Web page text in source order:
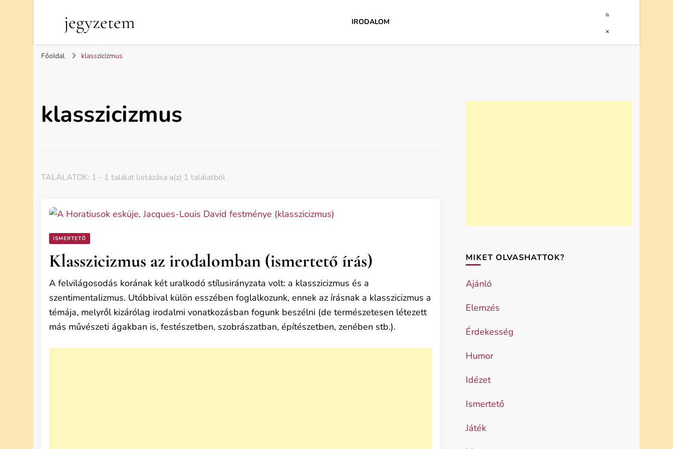
jegyzetem IRODALOM
Főoldal klasszicizmus
klasszicizmus
TALÁLATOK: 1 - 1 találat listázása a(z) 1 találatból
ISMERTETŐ
Klasszicizmus az irodalomban (ismertető írás)
A felvilágosodás korának két uralkodó stílusirányzata volt: a klasszicizmus és a
szentimentalizmus. Utóbbival külön esszében foglalkozunk, ennek az írásnak a klasszicizmus a
témája, melyről kizárólag irodalmi vonatkozásban fogunk beszélni (de természetesen létezett
más művészeti ágakban is, festészetben, szobrászatban, építészetben, zenében stb.).
MIKET OLVASHATTOK?
Ajánló
Elemzés
Érdekesség
Humor
Idézet
Ismertető
Játék